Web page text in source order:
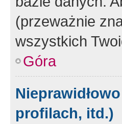
(przeważnie
wszystkich
Góra
profilach, itd.)